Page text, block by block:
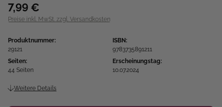
7,99 €
Preise inkl. MwSt. zzgl. Versandkosten
Produktnummer:
29121
ISBN:
9783735891211
Seiten:
44 Seiten
Erscheinungstag:
10.07.2024
Weitere Details